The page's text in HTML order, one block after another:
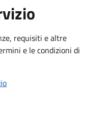
requisiti e altre
e le condizioni di